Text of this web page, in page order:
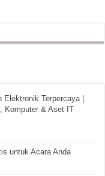
Terpercaya |
Komputer & Aset IT
untuk Acara Anda